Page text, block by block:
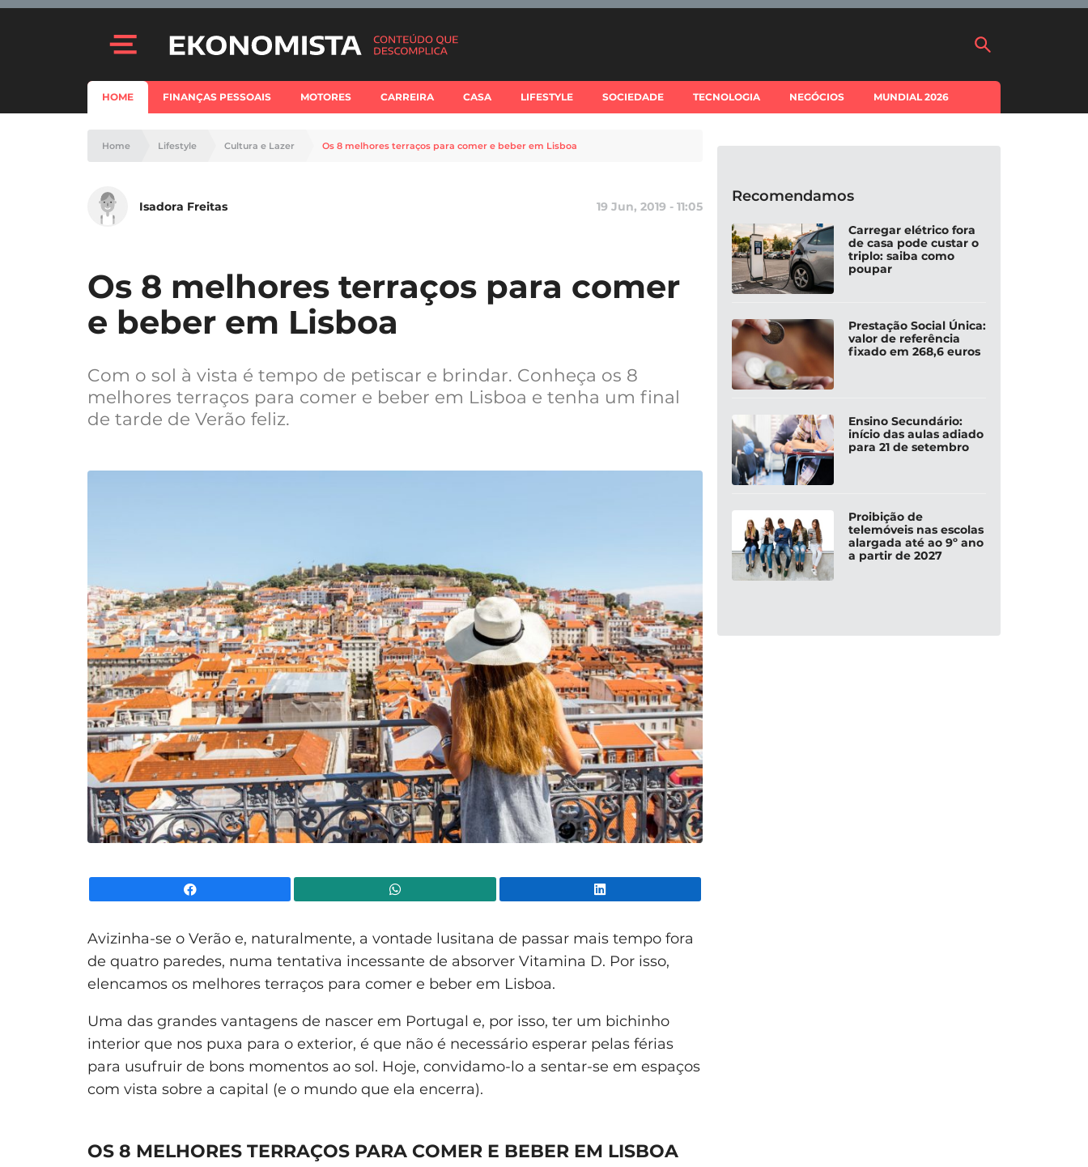
HOME FINANÇAS PESSOAIS MOTORES CARREIRA CASA LIFESTYLE SOCIEDADE TECNOLOGIA NEGÓCIOS MUNDIAL 2026
Home Lifestyle Cultura e Lazer Os 8 melhores terraços para comer e beber em Lisboa
Isadora Freitas 19 Jun, 2019 - 11:05
Os 8 melhores terraços para comer
e beber em Lisboa
Com o sol à vista é tempo de petiscar e brindar. Conheça os 8
melhores terraços para comer e beber em Lisboa e tenha um final
de tarde de Verão feliz.
Avizinha-se o Verão e, naturalmente, a vontade lusitana de passar mais tempo fora
de quatro paredes, numa tentativa incessante de absorver Vitamina D. Por isso,
elencamos os melhores terraços para comer e beber em Lisboa.
Uma das grandes vantagens de nascer em Portugal e, por isso, ter um bichinho
interior que nos puxa para o exterior, é que não é necessário esperar pelas férias
para usufruir de bons momentos ao sol. Hoje, convidamo-lo a sentar-se em espaços
com vista sobre a capital (e o mundo que ela encerra).
OS 8 MELHORES TERRAÇOS PARA COMER E BEBER EM LISBOA
Recomendamos
Carregar elétrico fora
de casa pode custar o
triplo: saiba como
poupar
Prestação Social Única:
valor de referência
fixado em 268,6 euros
Ensino Secundário:
início das aulas adiado
para 21 de setembro
Proibição de
telemóveis nas escolas
alargada até ao 9º ano
a partir de 2027